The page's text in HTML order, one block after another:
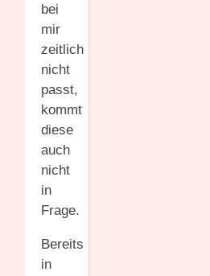
bei
mir
zeitlich
nicht
passt,
kommt
diese
auch
nicht
in
Frage.
Bereits
in